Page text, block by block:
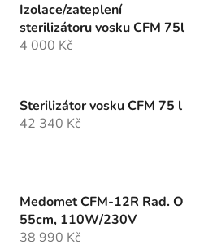
Izolace/zateplení
sterilizátoru vosku CFM 75l
4 000 Kč
Sterilizátor vosku CFM 75 l
42 340 Kč
Medomet CFM-12R Rad. O
55cm, 110W/230V
38 990 Kč